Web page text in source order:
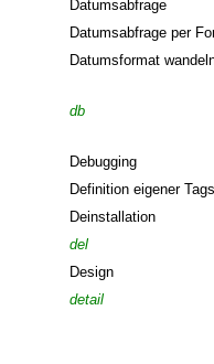
Datumsabfrage
Datumsabfrage per
Datumsformat
db
Debugging
Definition eigener Tags
Deinstallation
del
Design
detail